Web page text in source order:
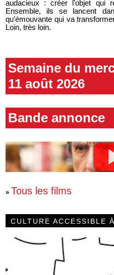
audacieux : créer l’objet qui
Ensemble, ils se lancent
qu’émouvante qui va
Loin, très loin.
Semaine du
11 août 2026
Bande annonce
» Tous les films
CULTURE ACCESSIBLE